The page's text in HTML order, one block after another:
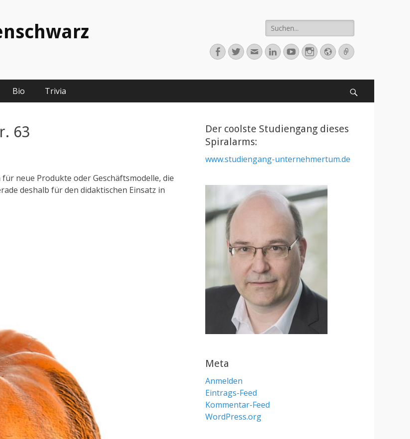
Suche
nach:
Facebook
Twitter
E-
Mail-
LinkedInYouTubeInstagram
WebseiteVerknüpfung
Bio Trivia
63
neue Produkte oder Geschäftsmodelle, die
deshalb für den didaktischen Einsatz in
Der coolste Studiengang dieses
Spiralarms:
www.studiengang-unternehmertum.de
Meta
Anmelden
Eintrags-Feed
Kommentar-Feed
WordPress.org